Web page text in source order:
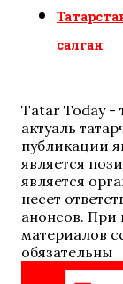
салган
Tatar Today -
актуаль
публикации
является
является
несет
анонсов. При
материалов
обязательны